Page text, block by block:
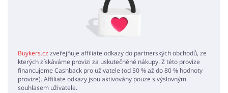
Buykers.cz zveřejňuje affiliate odkazy do partnerských obchodů, ze
kterých získáváme provizi za uskutečněné nákupy. Z této provize
financujeme Cashback pro uživatele (od 50 % až do 80 % hodnoty
provize). Affiliate odkazy jsou aktivovány pouze s výslovným
souhlasem uživatele.